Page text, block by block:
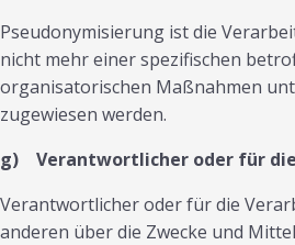
Pseudonymisierung ist die
nicht mehr einer spezifischen
organisatorischen Maßnahmen
zugewiesen werden.
g) Verantwortlicher oder für
Verantwortlicher oder für die
anderen über die Zwecke und